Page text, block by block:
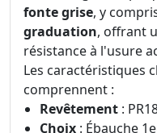
fonte grise, y
graduation, offrant
résistance à l'usure
Les caractéristiques
comprennent :
Revêtement :
Choix : Ébauche